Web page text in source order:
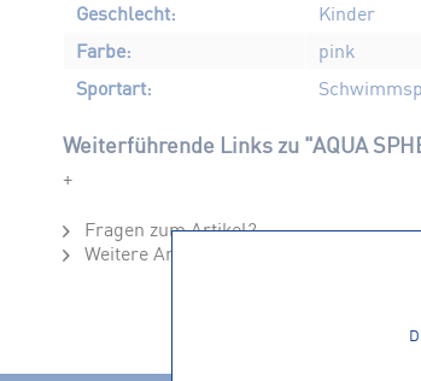
Geschlecht:
Kinder
Farbe:
pink
Sportart:
Weiterführende Links zu "AQUA
+
Fragen zum Artikel?
Weitere Artikel von AQUA SPHERE